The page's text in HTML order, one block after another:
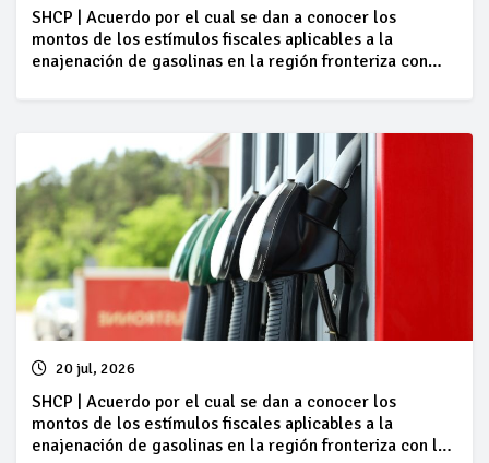
SHCP | Acuerdo por el cual se dan a conocer los
montos de los estímulos fiscales aplicables a la
enajenación de gasolinas en la región fronteriza con
del 18 al 24 de julio de 2026
20 jul, 2026
SHCP | Acuerdo por el cual se dan a conocer los
montos de los estímulos fiscales aplicables a la
enajenación de gasolinas en la región fronteriza con los